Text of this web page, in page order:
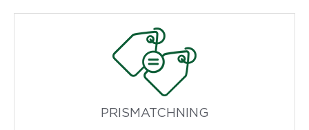
PRISMATCHNING